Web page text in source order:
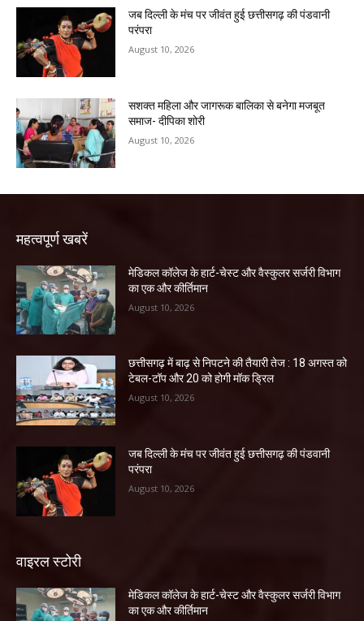
जब दिल्ली के मंच पर जीवंत हुई छत्तीसगढ़ की पंडवानी
परंपरा
August 10, 2026
सशक्त महिला और जागरूक बालिका से बनेगा मजबूत
समाज- दीपिका शोरी
August 10, 2026
महत्वपूर्ण खबरें
​मेडिकल कॉलेज के हार्ट-चेस्ट और वैस्कुलर सर्जरी विभाग
का एक और कीर्तिमान
August 10, 2026
छत्तीसगढ़ में बाढ़ से निपटने की तैयारी तेज : 18 अगस्त को
टेबल-टॉप और 20 को होगी मॉक ड्रिल
August 10, 2026
जब दिल्ली के मंच पर जीवंत हुई छत्तीसगढ़ की पंडवानी
परंपरा
August 10, 2026
वाइरल स्टोरी
​मेडिकल कॉलेज के हार्ट-चेस्ट और वैस्कुलर सर्जरी विभाग
का एक और कीर्तिमान